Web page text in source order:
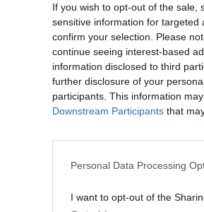
If you wish to opt-out of the sale,
sensitive information for targeted
confirm your selection. Please
continue seeing interest-based
information disclosed to third
further disclosure of your
participants. This information
Downstream Participants that
Personal Data Processing
I want to opt-out of the